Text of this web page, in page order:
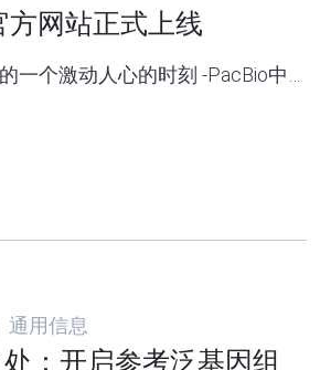
方网站正式上线
一个激动人心的时刻 -PacBio中…
通用信息
：开启参考泛基因组